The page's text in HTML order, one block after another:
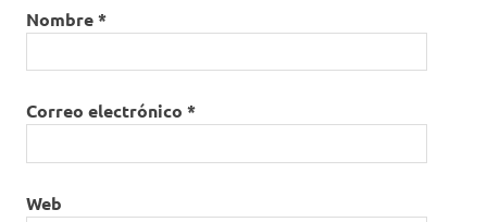
Nombre*
Correo electrónico *
Web